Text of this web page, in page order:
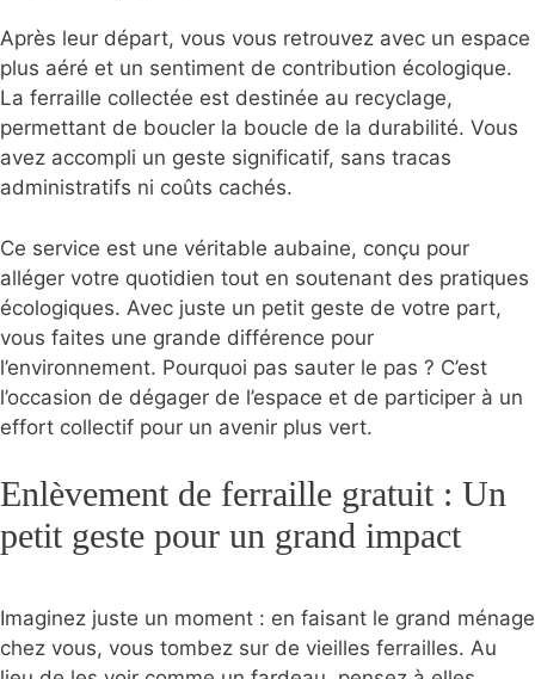
Après leur départ, vous vous retrouvez avec un espace
plus aéré et un sentiment de contribution écologique.
La ferraille collectée est destinée au recyclage,
permettant de boucler la boucle de la durabilité. Vous
avez accompli un geste significatif, sans tracas
administratifs ni coûts cachés.
Ce service est une véritable aubaine, conçu pour
alléger votre quotidien tout en soutenant des pratiques
écologiques. Avec juste un petit geste de votre part,
vous faites une grande différence pour
l’environnement. Pourquoi pas sauter le pas ? C’est
l’occasion de dégager de l’espace et de participer à un
effort collectif pour un avenir plus vert.
Enlèvement de ferraille gratuit : Un
petit geste pour un grand impact
Imaginez juste un moment : en faisant le grand ménage
chez vous, vous tombez sur de vieilles ferrailles. Au